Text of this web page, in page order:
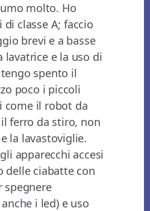
molto. Ho
classe A; faccio
brevi e a basse
lavatrice e la uso di
spento il
poco i piccoli
come il robot da
ferro da stiro, non
la lavastoviglie.
apparecchi accesi
delle ciabatte con
spegnere
i led) e uso